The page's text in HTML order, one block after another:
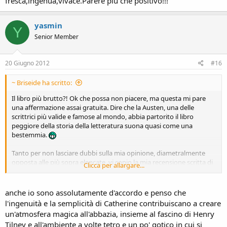
Y yasmin
Senior Member
20 Giugno 2012 #16
~ Briseide ha scritto:
Il libro più brutto?! Ok che possa non piacere, ma questa mi pare
una affermazione assai gratuita. Dire che la Austen, una delle
scrittrici più valide e famose al mondo, abbia partorito il libro
peggiore della storia della letteratura suona quasi come una
bestemmia.
Tanto per non lasciare dubbi sulla mia opinione, diametralmente
opposta alle più sopra elencate, vi copio la mia recensione scritta di
getto dopo aver terminato questo libro (un anno fa ormai); anzi, mi
[Pericolo spoiler
]
Questo romanzo è stata una vera sorpresa: che Austen energica,
ironica come non mai, impetuosa e assolutamente fuori dai canoni
Clicca per allargare...
anche io sono assolutamente d'accordo e penso che
l'ingenuità e la semplicità di Catherine contribuiscano a creare
un'atmosfera magica all'abbazia, insieme al fascino di Henry
Tilney e all'ambiente a volte tetro e un po' gotico in cui si